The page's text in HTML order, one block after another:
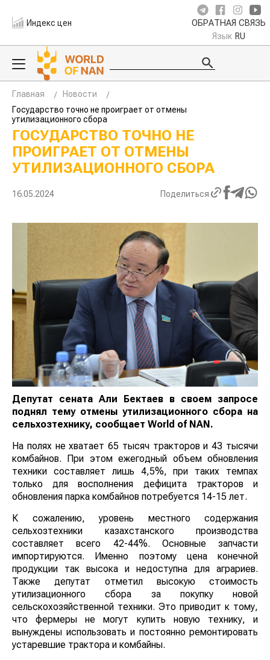
Индекс цен ОБРАТНАЯ СВЯЗЬ
Язык RU
Главная
Новости
Государство точно не проиграет от отмены
утилизационного сбора
ГОСУДАРСТВО ТОЧНО НЕ
ПРОИГРАЕТ ОТ ОТМЕНЫ
УТИЛИЗАЦИОННОГО СБОРА
16.05.2024 Поделиться
Депутат сената Али Бектаев в своем запросе
поднял тему отмены утилизационного сбора на
сельхозтехнику, сообщает World of NAN .
На полях не хватает 65 тысяч тракторов и 43 тысячи
комбайнов. При этом ежегодный объем обновления
техники составляет лишь 4,5%, при таких темпах
только для восполнения дефицита тракторов и
обновления парка комбайнов потребуется 14-15 лет.
К сожалению, уровень местного содержания
сельхозтехники казахстанского производства
составляет всего 42-44%. Основные запчасти
импортируются. Именно поэтому цена конечной
продукции так высока и недоступна для аграриев.
Также депутат отметил высокую стоимость
утилизационного сбора за покупку новой
сельскохозяйственной техники. Это приводит к тому,
что фермеры не могут купить новую технику, и
вынуждены использовать и постоянно ремонтировать
устаревшие трактора и комбайны.